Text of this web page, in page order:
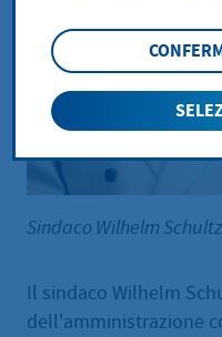
Sindaco Wilhelm
Il sindaco Wilhelm
dell'amministrazione